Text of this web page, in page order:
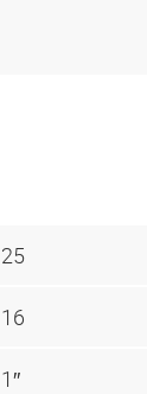
25
16
1″